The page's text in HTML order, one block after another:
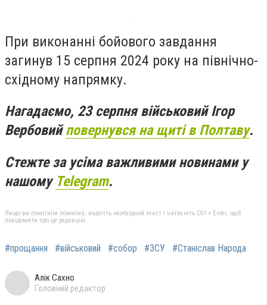
При виконанні бойового завдання
загинув 15 серпня 2024 року на північно-
східному напрямку.
Нагадаємо, 23 серпня військовий Ігор
Вербовийповернувся на щиті в Полтаву.
Стежте за усіма важливими новинами у
нашому Telegram.
Якщо ви помітили помилку, виділіть необхідний текст і натисніть Ctrl + Enter, щоб
повідомити про це редакцію
#прощання #військовий #собор #ЗСУ #Станіслав Народа
Алік Сахно
Головний редактор